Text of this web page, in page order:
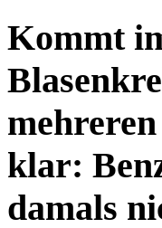
Kommt
klar:
damals